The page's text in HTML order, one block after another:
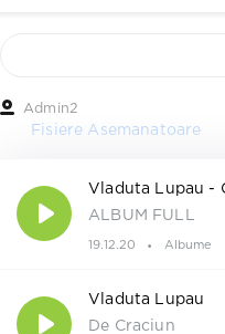
Admin2
Fisiere Asemanatoare
Vladuta Lupau -
ALBUM FULL
19.12.20 Albume
Vladuta Lupau
De Craciun